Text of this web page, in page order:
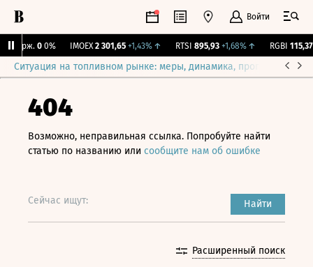
Войти
Бирж. 0 0% IMOEX 2 301,65 +1,43%↑ RTSI 895,93 +1,68%↑ RGBI 115,37
Ситуация на топливном рынке: меры, динамика, прогнозы
404
Возможно, неправильная ссылка. Попробуйте найти
статью по названию или сообщите нам об ошибке
Сейчас ищут: Найти
Расширенный поиск